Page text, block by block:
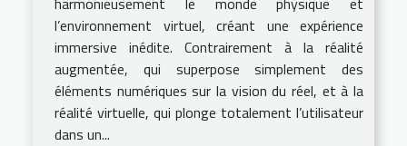
l’environnement virtuel, créant une expérience
immersive inédite. Contrairement à la réalité
augmentée, qui superpose simplement des
éléments numériques sur la vision du réel, et à la
réalité virtuelle, qui plonge totalement l’utilisateur
dans un...